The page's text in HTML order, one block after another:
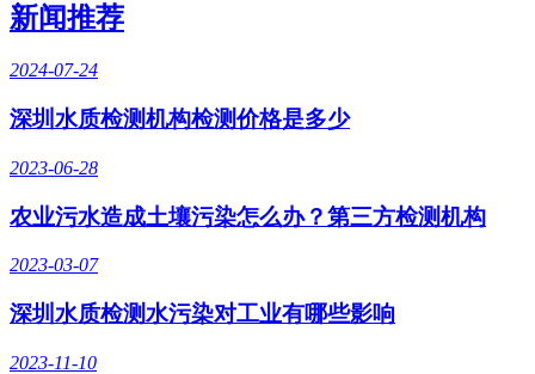
新闻推荐
2024-07-24
深圳水质检测机构检测价格是多少
2023-06-28
农业污水造成土壤污染怎么办？第三方检测机构
2023-03-07
深圳水质检测水污染对工业有哪些影响
2023-11-10